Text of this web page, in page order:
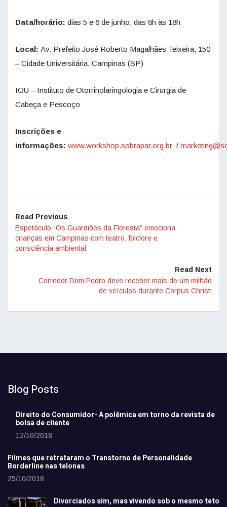
Data/horário: dias 5 e 6 de junho, das 8h às 18h
Local: Av. Prefeito José Roberto Magalhães Teixeira, 150
– Cidade Universitária, Campinas (SP)
IOU – Instituto de Otorrinolaringologia e Cirurgia de
Cabeça e Pescoço
Inscrições e
informações: www.workshop.sobrapar.org.br /
Read Previous
Espetáculo “Os Guardiões da Floresta” emociona
crianças em Campinas com teatro, folclore e
consciência ambiental
Read Next
Corredor Dom Pedro deve receber mais de um milhão
de veículos durante Corpus Christi
Blog Posts
Direito do Consumidor- A polêmica em torno da revista de
bolsa de cliente
12/10/2018
Filmes que retrataram o Transtorno de Personalidade
Borderline nas telonas
25/10/2018
Divorciados sim, mas vivendo sob o mesmo teto